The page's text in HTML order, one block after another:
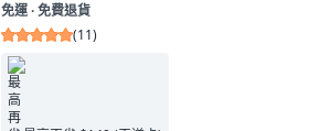
免運 ∙ 免費退貨
(11)